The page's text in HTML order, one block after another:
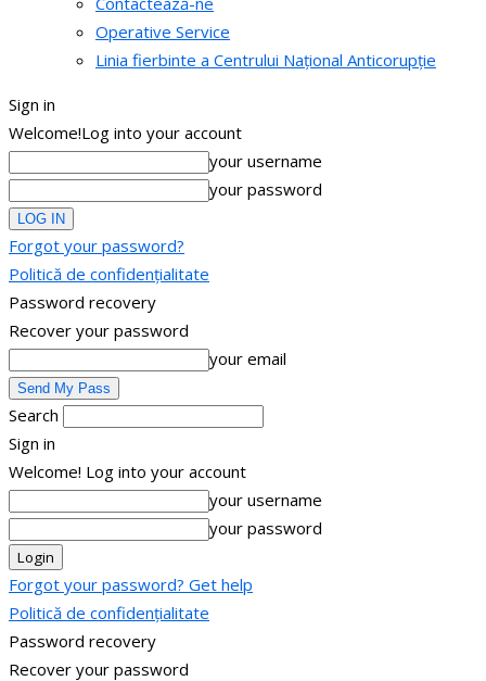
Operative Service
Linia fierbinte a Centrului Național Anticorupție
Sign in
Welcome!Log into your account
your username
your password
Forgot your password?
Politică de confidențialitate
Password recovery
Recover your password
your email
Search
Sign in
Welcome! Log into your account
your username
your password
Forgot your password? Get help
Politică de confidențialitate
Password recovery
Recover your password